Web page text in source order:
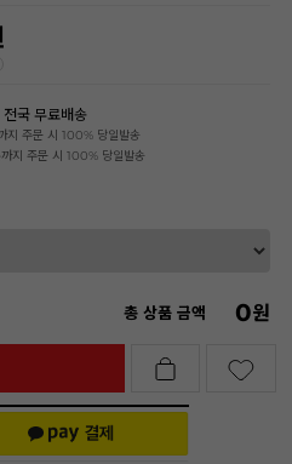
국 무료배송
지 주문 시 100% 당일발송
지 주문 시 100% 당일발송
총 상품 금액 0원